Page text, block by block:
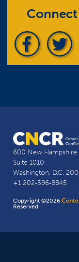
600 New Hampshire
Suite 1010
Washington, D.C.
+1 202-596-8845
Copyright ©2026
Reserved